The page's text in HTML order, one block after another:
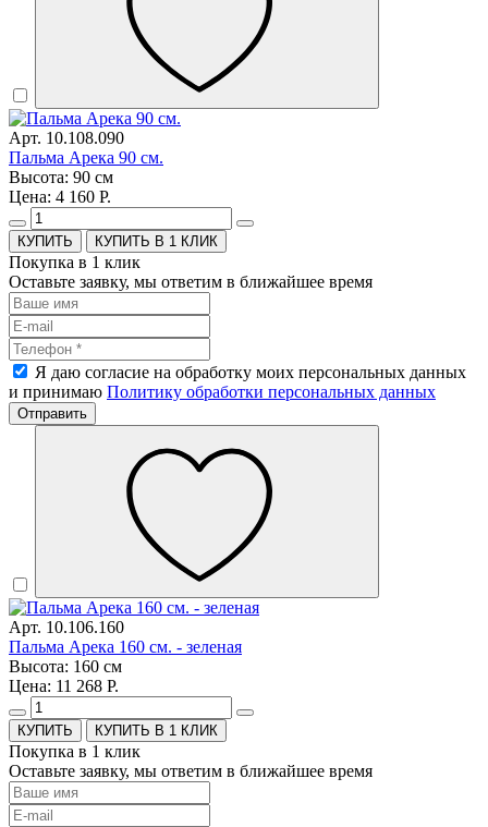
Арт. 10.108.090
Пальма Арека 90 см.
Высота: 90 см
Цена: 4 160 Р.
КУПИТЬ В 1 КЛИК
Покупка в 1 клик
Оставьте заявку, мы ответим в ближайшее время
Я даю согласие на обработку моих персональных данных
и принимаю Политику обработки персональных данных
Отправить
Арт. 10.106.160
Пальма Арека 160 см. - зеленая
Высота: 160 см
Цена: 11 268 Р.
КУПИТЬ В 1 КЛИК
Покупка в 1 клик
Оставьте заявку, мы ответим в ближайшее время